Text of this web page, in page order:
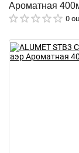
Ароматная
0